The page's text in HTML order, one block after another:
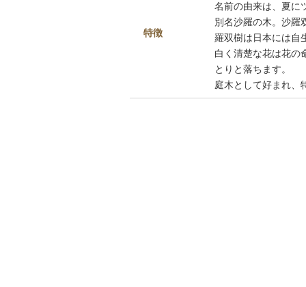
特徴
名前の由来は、夏に
別名沙羅の木。沙羅
羅双樹は日本には自
白く清楚な花は花の
とりと落ちます。
庭木として好まれ、